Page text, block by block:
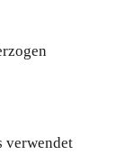
verwendet